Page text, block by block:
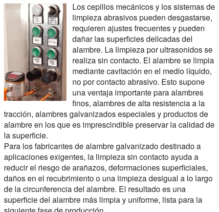
Los cepillos mecánicos y los sistemas de
limpieza abrasivos pueden desgastarse,
requieren ajustes frecuentes y pueden
dañar las superficies delicadas del
alambre. La limpieza por ultrasonidos se
realiza sin contacto. El alambre se limpia
mediante cavitación en el medio líquido,
no por contacto abrasivo. Esto supone
una ventaja importante para alambres
finos, alambres de alta resistencia a la
tracción, alambres galvanizados especiales y productos de
alambre en los que es imprescindible preservar la calidad de
la superficie.
Para los fabricantes de alambre galvanizado destinado a
aplicaciones exigentes, la limpieza sin contacto ayuda a
reducir el riesgo de arañazos, deformaciones superficiales,
daños en el recubrimiento o una limpieza desigual a lo largo
de la circunferencia del alambre. El resultado es una
superficie del alambre más limpia y uniforme, lista para la